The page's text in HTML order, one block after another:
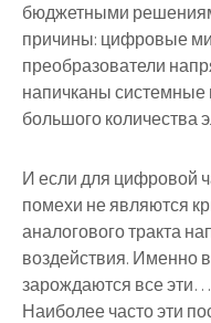
бюджетными
причины: цифровые
преобразователи
напичканы системные
большого количества
И если для цифровой
помехи не являются
аналогового тракта
воздействия. Именно
зарождаются все
Наиболее часто эти